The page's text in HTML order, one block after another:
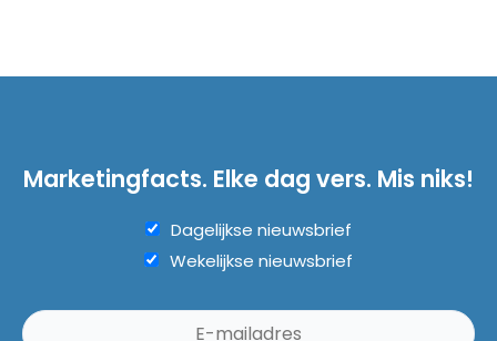
Marketingfacts. Elke dag vers. Mis niks!
Dagelijkse nieuwsbrief
Wekelijkse nieuwsbrief